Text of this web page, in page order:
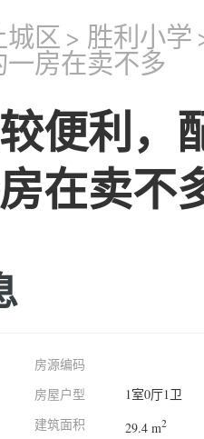
城区 > 胜利小学
房在卖不多
便利，
在卖不
房源编码
房屋户型
1室0厅1卫
建筑面积
29.4 m2